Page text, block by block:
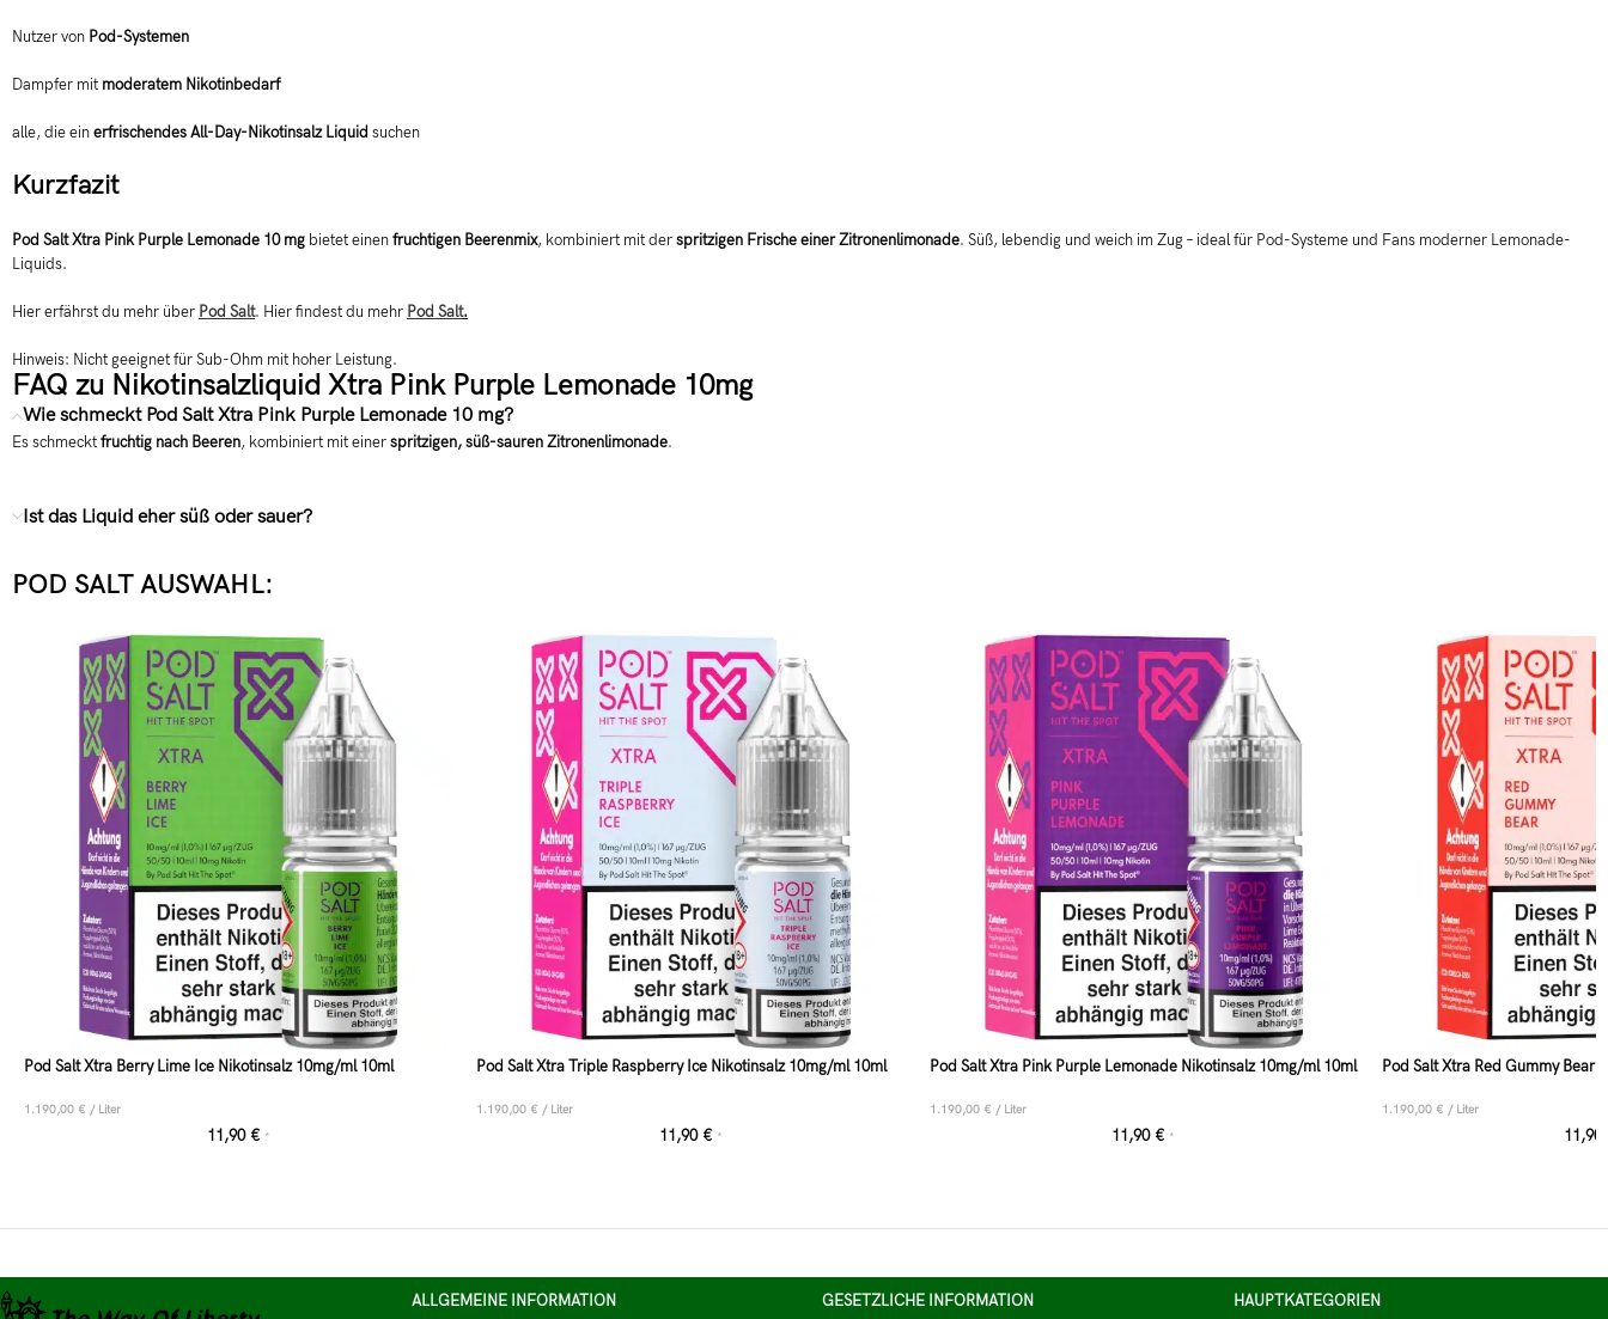
Nutzer von Pod-Systemen
Dampfer mit moderatem Nikotinbedarf
alle, die einerfrischendes All-Day-Nikotinsalz Liquid suchen
Kurzfazit
Pod Salt Xtra Pink Purple Lemonade 10 mg bietet einenfruchtigen Beerenmix, kombiniert mit derspritzigen Frische einer Zitronenlimonade. Süß, lebendig und weich im Zug – ideal für Pod-Systeme und Fans moderner Lemonade-
Liquids.
Hier erfährst du mehr über Pod Salt. Hier findest du mehr Pod Salt.
Hinweis: Nicht geeignet für Sub-Ohm mit hoher Leistung.
FAQ zu Nikotinsalzliquid Xtra Pink Purple Lemonade 10mg
Wie schmeckt Pod Salt Xtra Pink Purple Lemonade 10 mg?
Es schmecktfruchtig nach Beeren, kombiniert mit einerspritzigen, süß-sauren Zitronenlimonade.
Ist das Liquid eher süß oder sauer?
POD SALT AUSWAHL:
Pod Salt Xtra Berry Lime Ice Nikotinsalz 10mg/ml 10ml
1.190,00 € / Liter
11,90 € *
Pod Salt Xtra Triple Raspberry Ice Nikotinsalz 10mg/ml 10ml
1.190,00 € / Liter
11,90 € *
Pod Salt Xtra Pink Purple Lemonade Nikotinsalz 10mg/ml 10ml
1.190,00 € / Liter
11,90 € *
Pod Salt Xtra Red Gummy Bear
1.190,00 € / Liter
11,90
ALLGEMEINE INFORMATION GESETZLICHE INFORMATION HAUPTKATEGORIEN